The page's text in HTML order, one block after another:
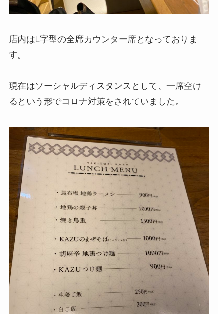
店内はL字型の全席カウンター席となっておりま
す。
現在はソーシャルディスタンスとして、一席空け
るという形でコロナ対策をされていました。